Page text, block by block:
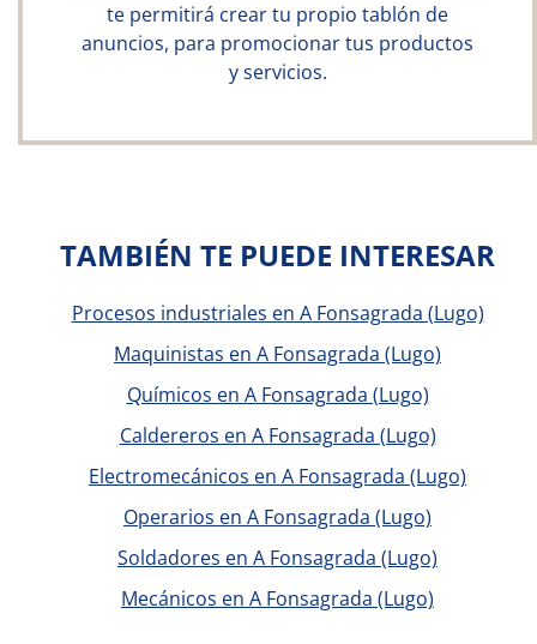
te permitirá crear tu propio tablón de
anuncios, para promocionar tus productos
y servicios.
TAMBIÉN TE PUEDE INTERESAR
Procesos industriales en A Fonsagrada (Lugo)
Maquinistas en A Fonsagrada (Lugo)
Químicos en A Fonsagrada (Lugo)
Caldereros en A Fonsagrada (Lugo)
Electromecánicos en A Fonsagrada (Lugo)
Operarios en A Fonsagrada (Lugo)
Soldadores en A Fonsagrada (Lugo)
Mecánicos en A Fonsagrada (Lugo)